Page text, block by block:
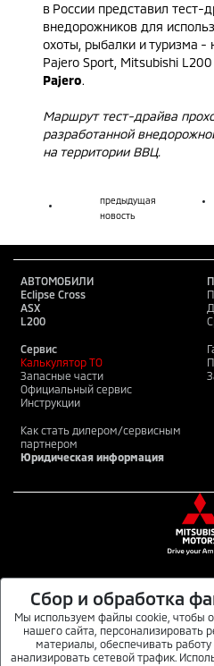
в России представил тест-
внедорожников для
охоты, рыбалки и туризма -
Pajero Sport, Mitsubishi L200
Pajero.
Маршрут тест-драйва
разработанной
на территории ВВЦ.
предыдущая
новость
АВТОМОБИЛИ
Eclipse Cross
ASX
L200
Сервис
Калькулятор ТО
Запасные части
Официальный сервис
Инструкции
Как стать дилером/сервисным
партнером
Юридическая информация
Данный интернет-сайт носит
MITSUBISHI MOTORS В СОЦИАЛЬНЫХ
Сбор и обработка
Мы используем файлы cookie, чтобы
нашего сайта, персонализировать
материалы, обеспечивать
анализировать сетевой трафик.